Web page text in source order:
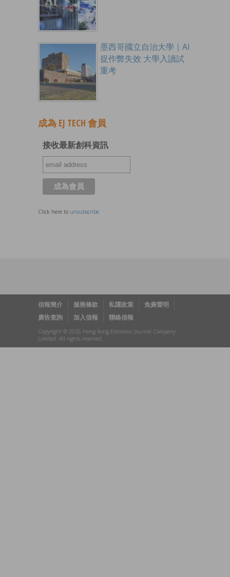
墨西哥國立自治大學｜AI
捉作弊失效 大學入讀試
重考
成為 EJ TECH 會員
接收最新創科資訊
Click here to unsubscribe
信報簡介 服務條款 私隱政策
免責聲明
廣告查詢
加入信報 聯絡信報
Copyright © 2026 Hong Kong Economic Journal Company
Limited. All rights reserved.